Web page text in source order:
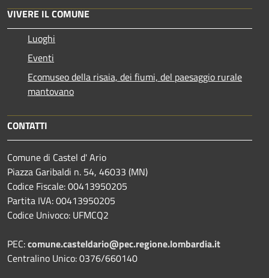
VIVERE IL COMUNE
Luoghi
Eventi
Ecomuseo della risaia, dei fiumi, del paesaggio rurale
mantovano
CONTATTI
Comune di Castel d' Ario
Piazza Garibaldi n. 54, 46033 (MN)
Codice Fiscale: 00413950205
Partita IVA: 00413950205
Codice Univoco: UFMCQ2
PEC:comune.casteldario@pec.regione.lombardia.it
Centralino Unico: 0376/660140